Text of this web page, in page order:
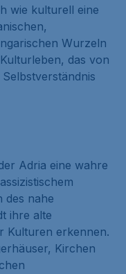
wie kulturell eine
Wurzeln
das von
Adria eine wahre
des nahe
ihre alte
Kulturen erkennen.
Kirchen